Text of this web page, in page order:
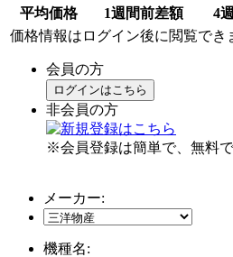
平均価格
1週間前差額
4
価格情報はログイン後に閲覧でき
会員の方
ログインはこちら
非会員の方
※会員登録は簡単で、無料で
メーカー:
機種名: